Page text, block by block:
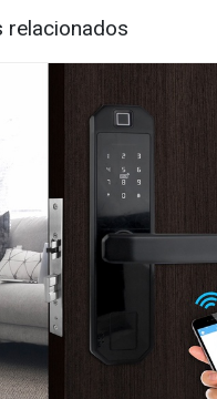
relacionados